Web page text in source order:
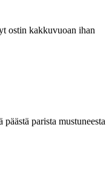
ostin kakkuvuoan ihan
parista mustuneesta